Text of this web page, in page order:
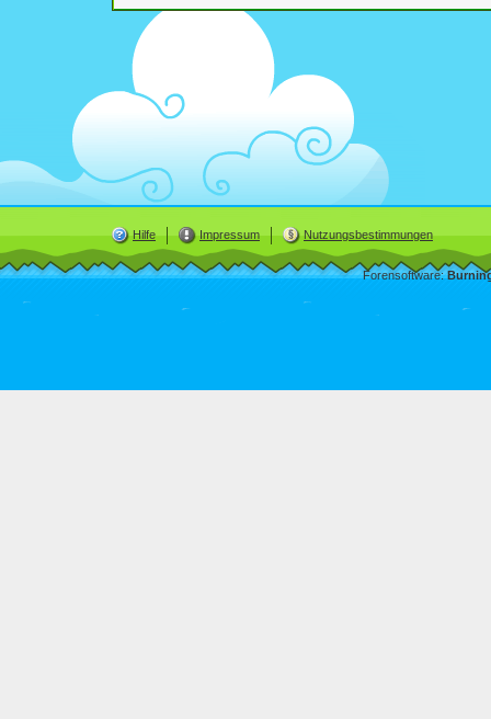
Hilfe Impressum Nutzungsbestimmungen
Forensoftware: